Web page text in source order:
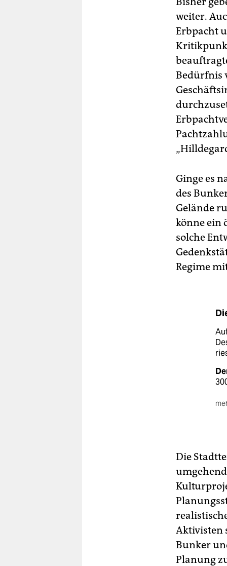
weiter.
Erbpacht
Bedürfnis
Ginge es
des
Gelände
könne ein
solche
Regime
Die
Aktivisten
Bunker
Planung